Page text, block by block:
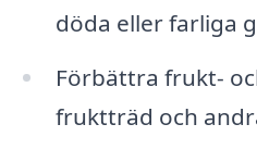
döda eller farliga
Förbättra frukt-
fruktträd och